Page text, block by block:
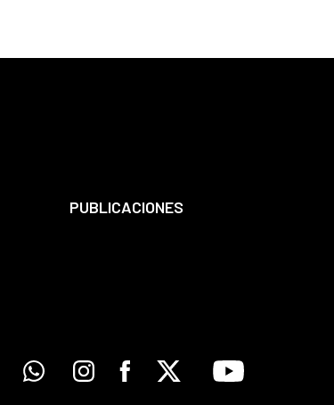
PUBLICACIONES
WhatsappInstagramFacebook
X Youtube